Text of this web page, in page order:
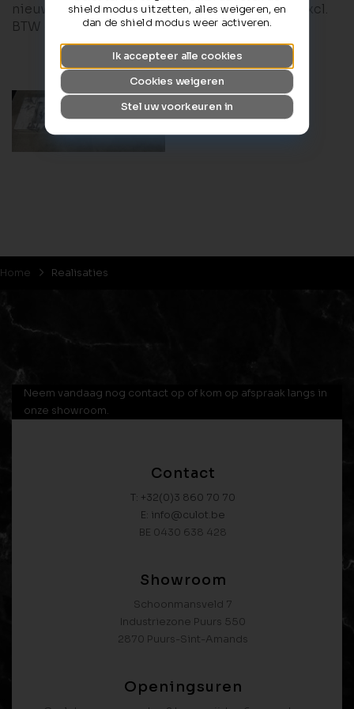
nieuwprijs € 4535 excl. BTW, nu voor € 2300 excl.
BTW en montage.
Home Realisaties
Neem vandaag nog contact op of kom op afspraak langs in
onze showroom.
Contact
T: +32(0)3 860 70 70
E: info@culot.be
BE 0430 638 428
Showroom
Schoonmansveld 7
Industriezone Puurs 550
2870 Puurs-Sint-Amands
Openingsuren
shield modus uitzetten, alles weigeren, en
dan de shield modus weer activeren.
Ik accepteer alle cookies
Cookies weigeren
Stel uw voorkeuren in